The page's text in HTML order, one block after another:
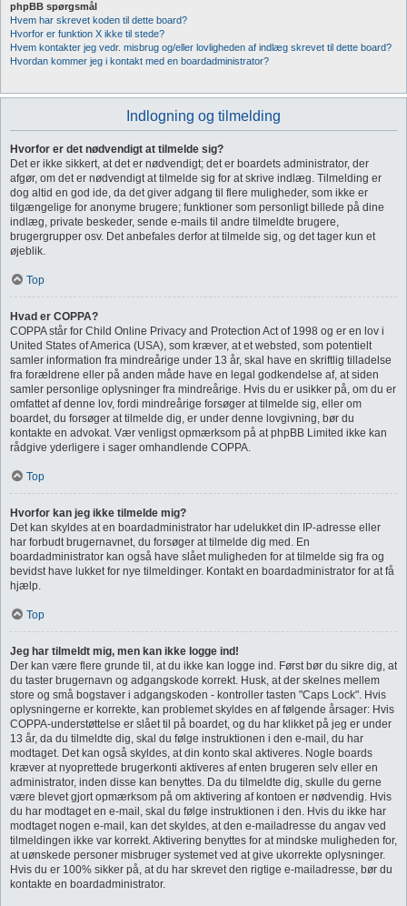
phpBB spørgsmål
Hvem har skrevet koden til dette board?
Hvorfor er funktion X ikke til stede?
Hvem kontakter jeg vedr. misbrug og/eller lovligheden af indlæg skrevet til dette board?
Hvordan kommer jeg i kontakt med en boardadministrator?
Indlogning og tilmelding
Hvorfor er det nødvendigt at tilmelde sig?
Det er ikke sikkert, at det er nødvendigt; det er boardets administrator, der
afgør, om det er nødvendigt at tilmelde sig for at skrive indlæg. Tilmelding er
dog altid en god ide, da det giver adgang til flere muligheder, som ikke er
tilgængelige for anonyme brugere; funktioner som personligt billede på dine
indlæg, private beskeder, sende e-mails til andre tilmeldte brugere,
brugergrupper osv. Det anbefales derfor at tilmelde sig, og det tager kun et
øjeblik.
Top
Hvad er COPPA?
COPPA står for Child Online Privacy and Protection Act of 1998 og er en lov i
United States of America (USA), som kræver, at et websted, som potentielt
samler information fra mindreårige under 13 år, skal have en skriftlig tilladelse
fra forældrene eller på anden måde have en legal godkendelse af, at siden
samler personlige oplysninger fra mindreårige. Hvis du er usikker på, om du er
omfattet af denne lov, fordi mindreårige forsøger at tilmelde sig, eller om
boardet, du forsøger at tilmelde dig, er under denne lovgivning, bør du
kontakte en advokat. Vær venligst opmærksom på at phpBB Limited ikke kan
rådgive yderligere i sager omhandlende COPPA.
Top
Hvorfor kan jeg ikke tilmelde mig?
Det kan skyldes at en boardadministrator har udelukket din IP-adresse eller
har forbudt brugernavnet, du forsøger at tilmelde dig med. En
boardadministrator kan også have slået muligheden for at tilmelde sig fra og
bevidst have lukket for nye tilmeldinger. Kontakt en boardadministrator for at få
hjælp.
Top
Jeg har tilmeldt mig, men kan ikke logge ind!
Der kan være flere grunde til, at du ikke kan logge ind. Først bør du sikre dig, at
du taster brugernavn og adgangskode korrekt. Husk, at der skelnes mellem
store og små bogstaver i adgangskoden - kontroller tasten "Caps Lock". Hvis
oplysningerne er korrekte, kan problemet skyldes en af følgende årsager: Hvis
COPPA-understøttelse er slået til på boardet, og du har klikket på jeg er under
13 år, da du tilmeldte dig, skal du følge instruktionen i den e-mail, du har
modtaget. Det kan også skyldes, at din konto skal aktiveres. Nogle boards
kræver at nyoprettede brugerkonti aktiveres af enten brugeren selv eller en
administrator, inden disse kan benyttes. Da du tilmeldte dig, skulle du gerne
være blevet gjort opmærksom på om aktivering af kontoen er nødvendig. Hvis
du har modtaget en e-mail, skal du følge instruktionen i den. Hvis du ikke har
modtaget nogen e-mail, kan det skyldes, at den e-mailadresse du angav ved
tilmeldingen ikke var korrekt. Aktivering benyttes for at mindske muligheden for,
at uønskede personer misbruger systemet ved at give ukorrekte oplysninger.
Hvis du er 100% sikker på, at du har skrevet den rigtige e-mailadresse, bør du
kontakte en boardadministrator.